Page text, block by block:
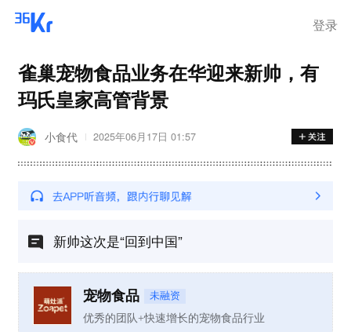
登录
雀巢宠物食品业务在华迎来新帅，有
玛氏皇家高管背景
小食代 2025年06月17日 01:57
新帅这次是“回到中国”
宠物食品 未融资
优秀的团队+快速增长的宠物食品行业